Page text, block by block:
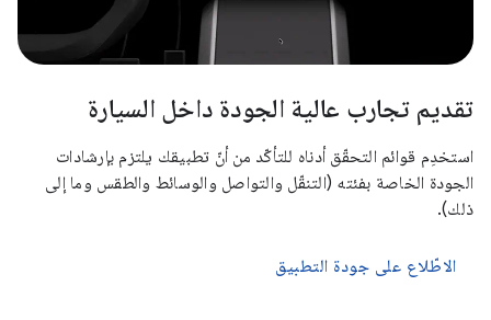
تقديم تجارب عالية الجودة داخل السيارة
استخدِم قوائم التحقّق أدناه للتأكّد من أنّ تطبيقك يلتزم بإرشادات
الجودة الخاصة بفئته (التنقّل والتواصل والوسائط والطقس وما إلى
ذلك).
الاطّلاع على جودة التطبيق